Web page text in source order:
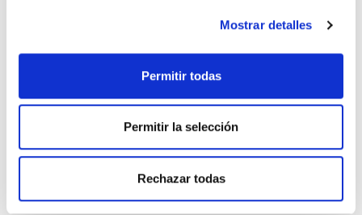
Mostrar detalles
Permitir todas
Permitir la selección
Rechazar todas
Leer más Agotamiento emocional: ¿Cómo
saber si estás agotadx emocionalmente?
En resumen
Donar óvulosno es una compraventa
vender óvulos es ilegal en España.